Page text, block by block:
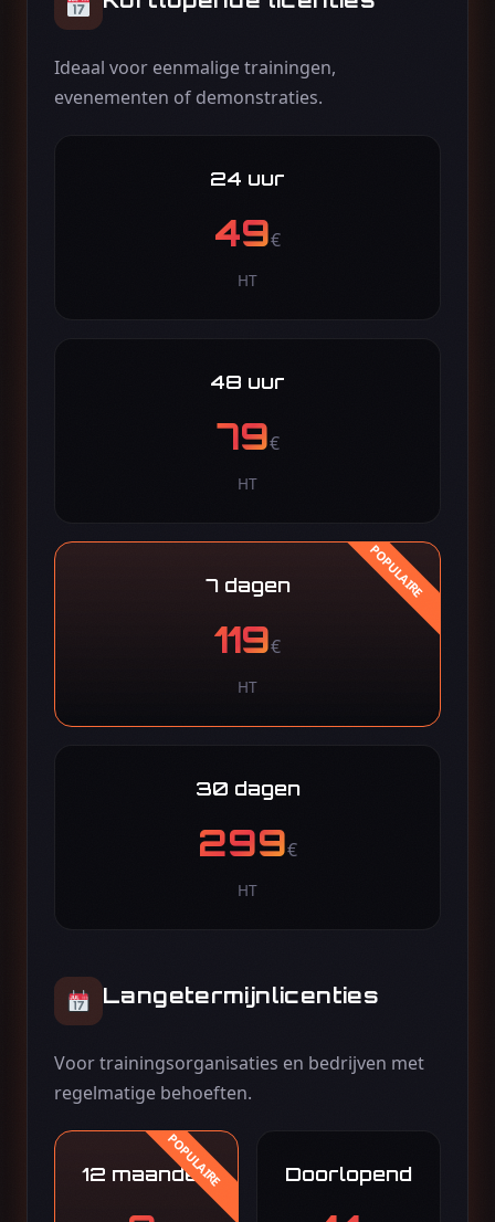
Ideaal voor eenmalige trainingen,
evenementen of demonstraties.
24 uur
49€
HT
48 uur
79€
HT
7 dagen
119€
HT
30 dagen
299€
HT
Langetermijnlicenties
Voor trainingsorganisaties en bedrijven met
regelmatige behoeften.
12 maanden Doorlopend